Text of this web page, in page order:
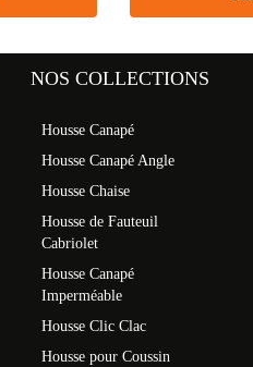
NOS COLLECTIONS
Housse Canapé
Housse Canapé Angle
Housse Chaise
Housse de Fauteuil
Cabriolet
Housse Canapé
Imperméable
Housse Clic Clac
Housse pour Coussin